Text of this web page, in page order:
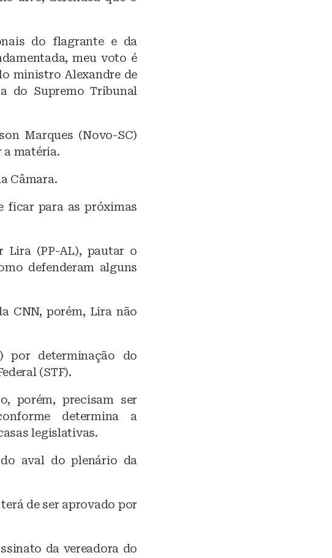
do flagrante e da
meu voto é
ministro Alexandre de
do Supremo Tribunal
Marques (Novo-SC)
a matéria.
Câmara.
ficar para as próximas
Lira (PP-AL), pautar o
defenderam alguns
CNN, porém, Lira não
por determinação do
(STF).
porém, precisam ser
determina a
legislativas.
aval do plenário da
de ser aprovado por
da vereadora do